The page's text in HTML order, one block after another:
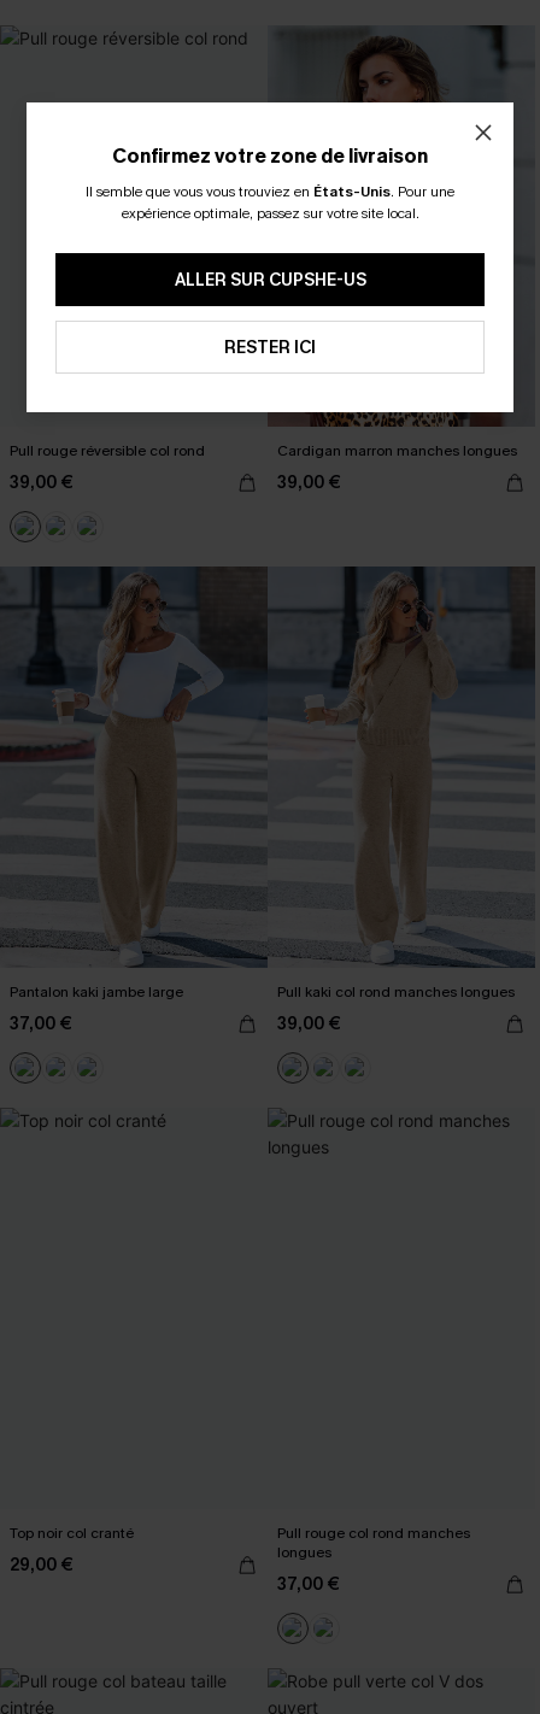
Pull rouge réversible col rond
39,00 €
Cardigan marron manches longues
39,00 €
Pantalon kaki jambe large
37,00 €
Pull kaki col rond manches longues
39,00 €
Top noir col cranté
29,00 €
Pull rouge col rond manches
longues
37,00 €
Confirmez votre zone de livraison
Il semble que vous vous trouviez en États-Unis. Pour une
expérience optimale, passez sur votre site local.
ALLER SUR CUPSHE-US
RESTER ICI